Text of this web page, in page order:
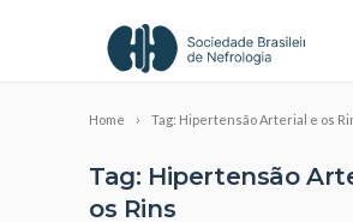
Home Tag: Hipertensão Arterial e os
Tag: Hipertensão
os Rins